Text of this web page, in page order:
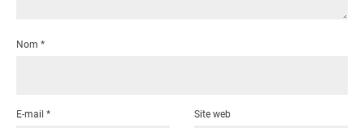
Nom *
E-mail * Site web